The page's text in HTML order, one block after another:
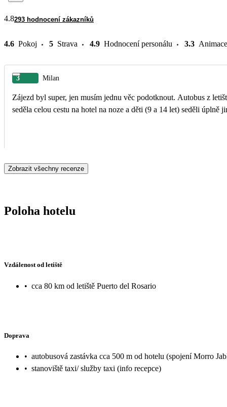
4.8293 hodnocení zákazníků
4.6 Pokoj 5 Strava 4.9 Hodnocení personálu 3.3 Animace
3 Milan
Zájezd byl super, jen musím jednu věc podotknout. Autobus z
seděla celou cestu na hotel na noze a děti (9 a 14 let) seděli
Zobrazit všechny recenze
Poloha hotelu
Vzdálenost od letiště
• cca 80 km od letiště Puerto del Rosario
Doprava
• autobusová zastávka cca 500 m od hotelu (spojení Morro
• stanoviště taxi/ služby taxi (info recepce)